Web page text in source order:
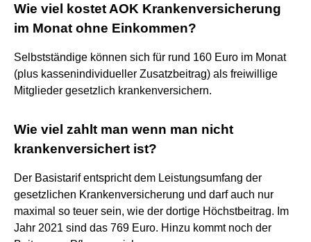
Wie viel kostet AOK Krankenversicherung
im Monat ohne Einkommen?
Selbstständige können sich für rund 160 Euro im Monat
(plus kassenindividueller Zusatzbeitrag) als freiwillige
Mitglieder gesetzlich krankenversichern.
Wie viel zahlt man wenn man nicht
krankenversichert ist?
Der Basistarif entspricht dem Leistungsumfang der
gesetzlichen Krankenversicherung und darf auch nur
maximal so teuer sein, wie der dortige Höchstbeitrag. Im
Jahr 2021 sind das 769 Euro. Hinzu kommt noch der